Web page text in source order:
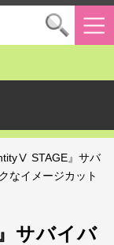
STAGE』サバ
なイメージカット
サバイバ